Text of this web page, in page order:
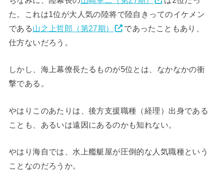
た。これは1位が大人気の陸将で陸自きってのイケメン
である山之上哲郎（第27期）
であったこともあり、
仕方ないだろう。
しかし、海上幕僚長たるものが5位とは、なかなかの衝
撃である。
やはりこのあたりは、後方支援職種（経理）出身である
ことも、あるいは遠因にあるのかも知れない。
やはり海自では、水上艦艇屋が圧倒的な人気職種という
ことなのだろうか。